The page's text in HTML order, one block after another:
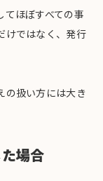
てほぼすべての事
けではなく、発行
の扱い方には大き
場合